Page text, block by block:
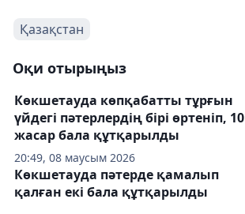
Қазақстан
Оқи отырыңыз
20:49, 08 маусым 2026
Көкшетауда көпқабатты тұрғын
үйдегі пәтерлердің бірі өртеніп, 10
жасар бала құтқарылды
Көкшетауда пәтерде қамалып
қалған екі бала құтқарылды